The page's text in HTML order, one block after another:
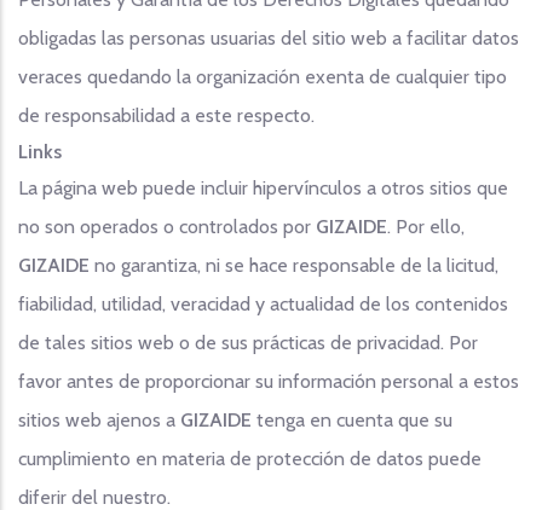
obligadas las personas usuarias del sitio web a facilitar datos
veraces quedando la organización exenta de cualquier tipo
de responsabilidad a este respecto.
Links
La página web puede incluir hipervínculos a otros sitios que
no son operados o controlados por GIZAIDE. Por ello,
GIZAIDE no garantiza, ni se hace responsable de la licitud,
fiabilidad, utilidad, veracidad y actualidad de los contenidos
de tales sitios web o de sus prácticas de privacidad. Por
favor antes de proporcionar su información personal a estos
sitios web ajenos a GIZAIDE tenga en cuenta que su
cumplimiento en materia de protección de datos puede
diferir del nuestro.